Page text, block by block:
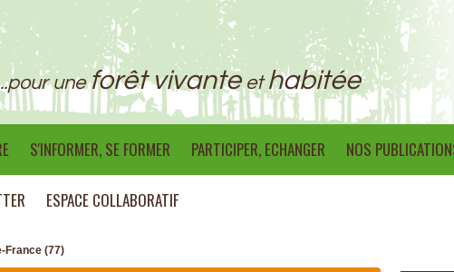
uneforêt vivanteethabitée
S'INFORMER, SE FORMER PARTICIPER, ECHANGER NOS
ESPACE COLLABORATIF
France (77)